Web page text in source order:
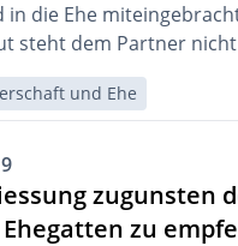
die Ehe
steht dem Partner
und Ehe
zugunsten
zu